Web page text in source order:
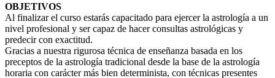
OBJETIVOS
Al finalizar el curso estarás capacitado para ejercer la astrología a un
nivel profesional y ser capaz de hacer consultas astrológicas y
predecir con exactitud.
Gracias a nuestra rigurosa técnica de enseñanza basada en los
preceptos de la astrología tradicional desde la base de la astrología
horaria con carácter más bien determinista, con técnicas presentes